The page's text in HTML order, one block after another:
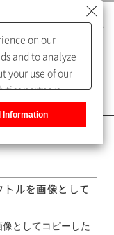
トルを画像として
としてコピーした
on our
and to analyze
your use of our
partners,
our partners.
on our
Information